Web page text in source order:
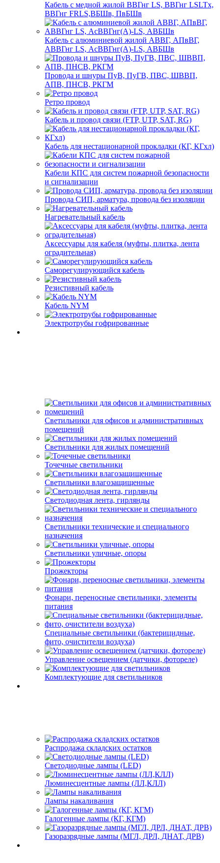
Кабель с медной жилой ВВГнг LS, ВВГнг LSLTx,
ВВГнг FRLS,ВБШв, ПвБШв
Кабель с алюминиевой жилой АВВГ, АПвВГ,
АВВГнг LS, АсВВГнг(А)-LS, АВБШв
Провода и шнуры ПуВ, ПуГВ, ПВС, ШВВП,
АПВ, ПНСВ, РКГМ
Ретро провод
Кабель и провод связи (FTP, UTP, SAT, RG)
Кабель для нестационарной прокладки (КГ, КГхл)
Кабели КПС для систем пожарной безопасности
и сигнализации
Провода СИП, арматура, провода без изоляции
Нагревательный кабель
Аксессуары для кабеля (муфты, плитка, лента
оградительная)
Саморегулирующийся кабель
Резистивный кабель
Кабель NYM
Электротрубы гофрированные
Светильники для офисов и административных
помещений
Светильники для жилых помещений
Точечные светильники
Светильники влагозащищенные
Светодиодная лента, гирлянды
Светильники технические и специального
назначения
Светильники уличные, опоры
Прожекторы
Фонари, переносные светильники, элементы
питания
Специальные светильники (бактерицидные,
фито, очистители воздуха)
Управление освещением (датчики, фотореле)
Комплектующие для светильников
Распродажа складских остатков
Светодиодные лампы (LED)
Люминесцентные лампы (ЛЛ,КЛЛ)
Лампы накаливания
Галогенные лампы (КГ, КГМ)
Газоразрядные лампы (МГЛ, ДРЛ, ДНАТ, ДРВ)